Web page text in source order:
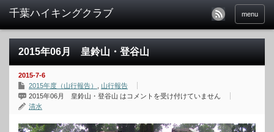
menu
2015年06月 皇鈴山・登谷山
2015-7-6
2015年度（山行報告）
山行報告
2015年06月 皇鈴山・登谷山 は コメントを受け付けていません
清水